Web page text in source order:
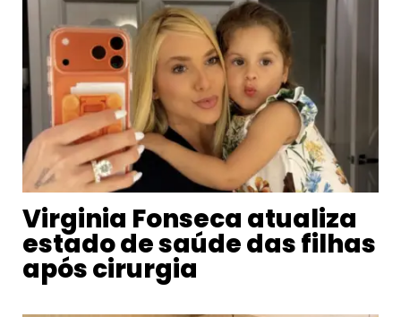
Virginia Fonseca atualiza
estado de saúde das filhas
após cirurgia